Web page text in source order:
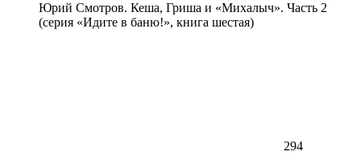
Юрий Смотров. Кеша, Гриша и «Михалыч». Часть 2
(серия «Идите в баню!», книга шестая)
294